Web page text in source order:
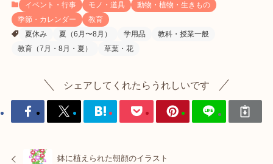
イベント・行事 モノ・道具
動物・植物・生きもの
季節・カレンダー
教育
夏休み
夏（6月〜8月） 学用品
教科・授業一般
教育（7月・8月・夏）
草葉・花
シェアしてくれたらうれしいです
鉢に植えられた朝顔のイラスト